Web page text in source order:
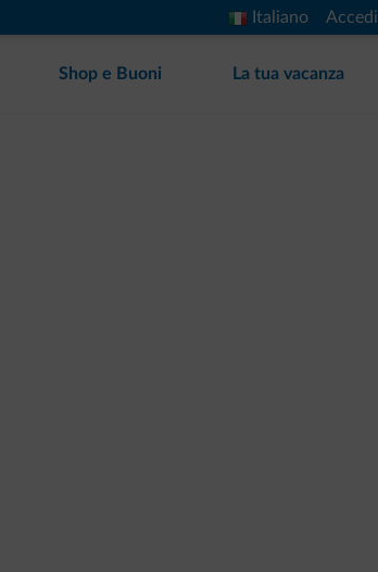
Italiano Accedi
Shop e Buoni La tua vacanza